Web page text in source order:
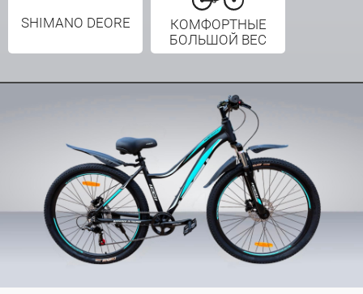
SHIMANO DEORE
КОМФОРТНЫЕ
БОЛЬШОЙ ВЕС